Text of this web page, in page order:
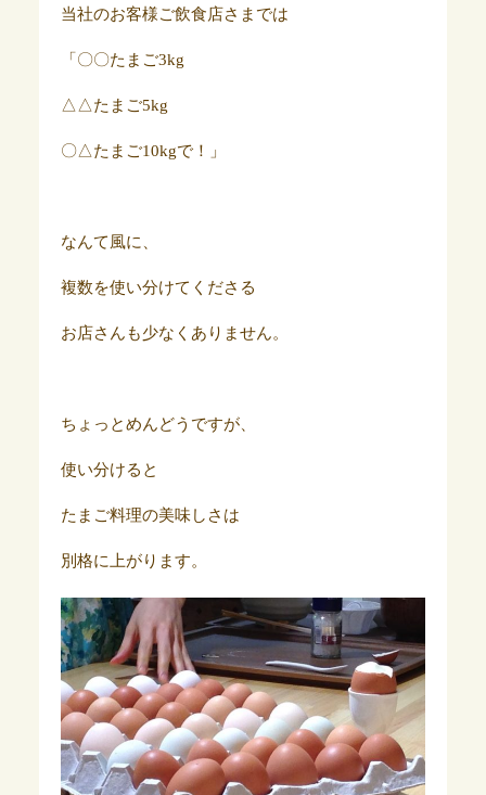
当社のお客様ご飲食店さまでは
「〇〇たまご3kg
△△たまご5kg
〇△たまご10kgで！」
なんて風に、
複数を使い分けてくださる
お店さんも少なくありません。
ちょっとめんどうですが、
使い分けると
たまご料理の美味しさは
別格に上がります。